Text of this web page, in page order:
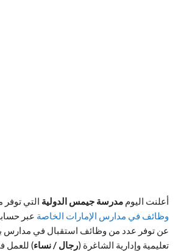
أعلنت اليوم مدرسة جيمس الدولية التي
وظائف في مدارس الإمارات الخاصة عبر
عن توفر عدد من وظائف استقبال في مدارس
تعليمية وإدارية الشاغرة (رجال / نساء) للعمل